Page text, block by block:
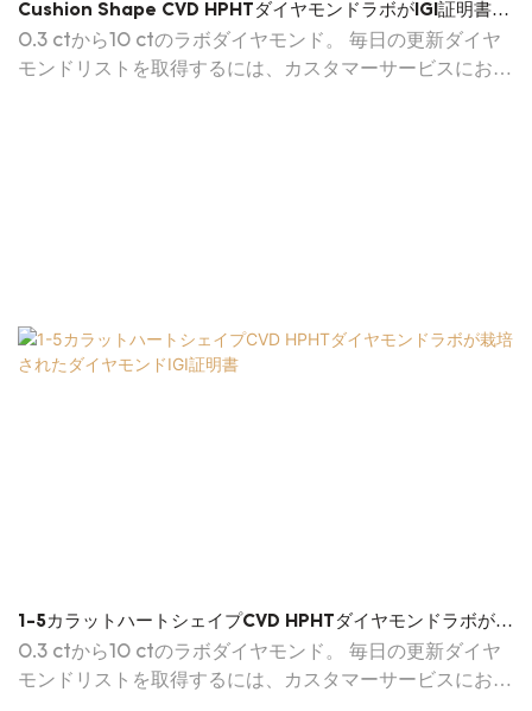
Cushion Shape CVD HPHTダイヤモンドラボがIGI証明書付
きダイヤモンドを栽培する
0.3 ctから10 ctのラボダイヤモンド。 毎日の更新ダイヤ
モンドリストを取得するには、カスタマーサービスにお問
1-5カラットハートシェイプCVD HPHTダイヤモンドラボが栽
培されたダイヤモンドIGI証明書
0.3 ctから10 ctのラボダイヤモンド。 毎日の更新ダイヤ
モンドリストを取得するには、カスタマーサービスにお問